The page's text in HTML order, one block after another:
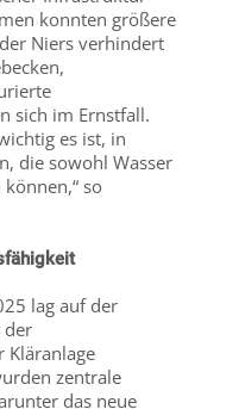
konnten größere
Niers verhindert
sich im Ernstfall.
es ist, in
die sowohl Wasser
so
lag auf der
der
Kläranlage
zentrale
das neue